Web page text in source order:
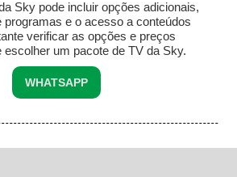
Sky pode incluir opções adicionais,
programas e o acesso a conteúdos
verificar as opções e preços
um pacote de TV da Sky.
WHATSAPP